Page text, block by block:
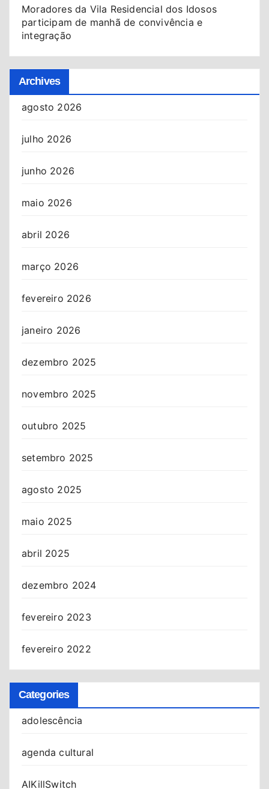
Moradores da Vila Residencial dos Idosos
participam de manhã de convivência e
integração
Archives
agosto 2026
julho 2026
junho 2026
maio 2026
abril 2026
março 2026
fevereiro 2026
janeiro 2026
dezembro 2025
novembro 2025
outubro 2025
setembro 2025
agosto 2025
maio 2025
abril 2025
dezembro 2024
fevereiro 2023
fevereiro 2022
Categories
adolescência
agenda cultural
AIKillSwitch